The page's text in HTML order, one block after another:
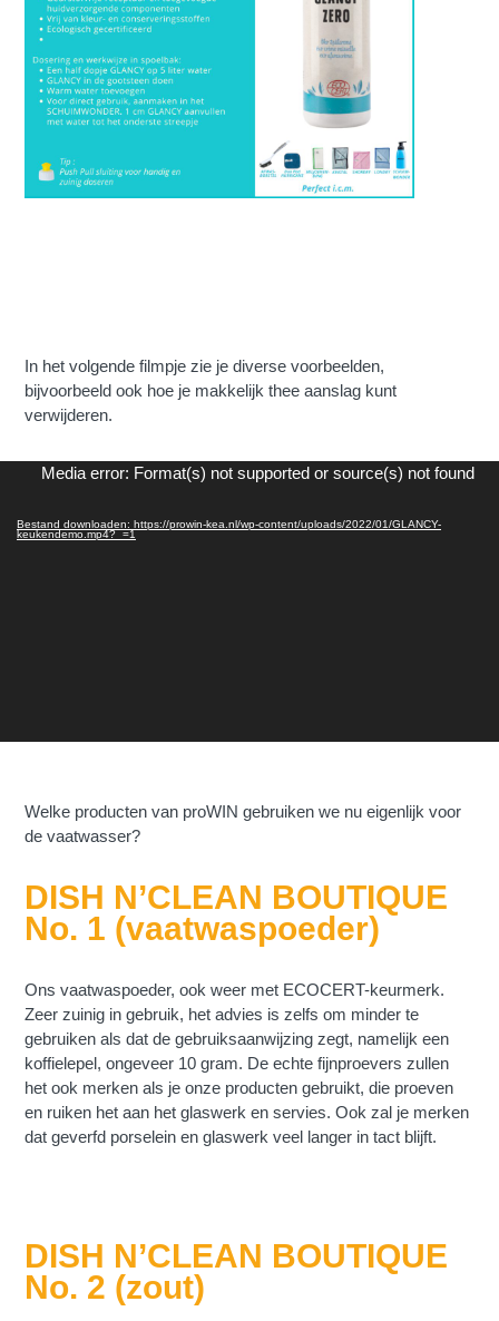
In het volgende filmpje zie je diverse voorbeelden,
bijvoorbeeld ook hoe je makkelijk thee aanslag kunt
verwijderen.
VideospelerMedia error: Format(s) not supported or source(s) not found
Bestand downloaden: https://prowin-kea.nl/wp-content/uploads/2022/01/GLANCY-
keukendemo.mp4?_=1
Welke producten van proWIN gebruiken we nu eigenlijk voor
de vaatwasser?
DISH N’CLEAN BOUTIQUE
No. 1 (vaatwaspoeder)
Ons vaatwaspoeder, ook weer met ECOCERT-keurmerk.
Zeer zuinig in gebruik, het advies is zelfs om minder te
gebruiken als dat de gebruiksaanwijzing zegt, namelijk een
koffielepel, ongeveer 10 gram. De echte fijnproevers zullen
het ook merken als je onze producten gebruikt, die proeven
en ruiken het aan het glaswerk en servies. Ook zal je merken
dat geverfd porselein en glaswerk veel langer in tact blijft.
DISH N’CLEAN BOUTIQUE
No. 2 (zout)